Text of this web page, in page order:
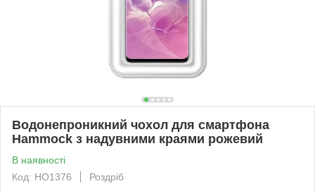
Водонепроникний чохол для смартфона
Hammock з надувними краями рожевий
В наявності
Код: HO1376
Роздріб